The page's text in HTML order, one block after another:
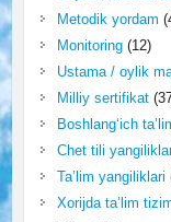
Metodik yordam
Monitoring(12)
Ustama / oylik
Milliy sertifikat
Boshlang‘ich
Chet tili
Ta’lim yangiliklari
Xorijda ta’lim